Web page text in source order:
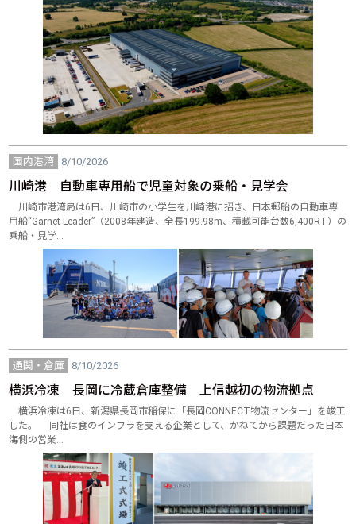
国内港湾 8/10/2026
川崎港 自動車専用船で児童対象の乗船・見学会
川崎市港湾局は6日、川崎市の小学生を川崎港に招き、日本郵船の自動車専
用船“Garnet Leader”（2008年建造、全長199.98m、積載可能台数6,400RT）の
乗船・見学…
通関・倉庫 8/10/2026
横浜冷凍 長岡に冷蔵倉庫整備 上信越初の物流拠点
横浜冷凍は6日、新潟県長岡市稲保に「長岡CONNECT物流センター」を竣工
した。 同社は食のインフラを支える企業として、かねてから課題だった日本
海側の営業…